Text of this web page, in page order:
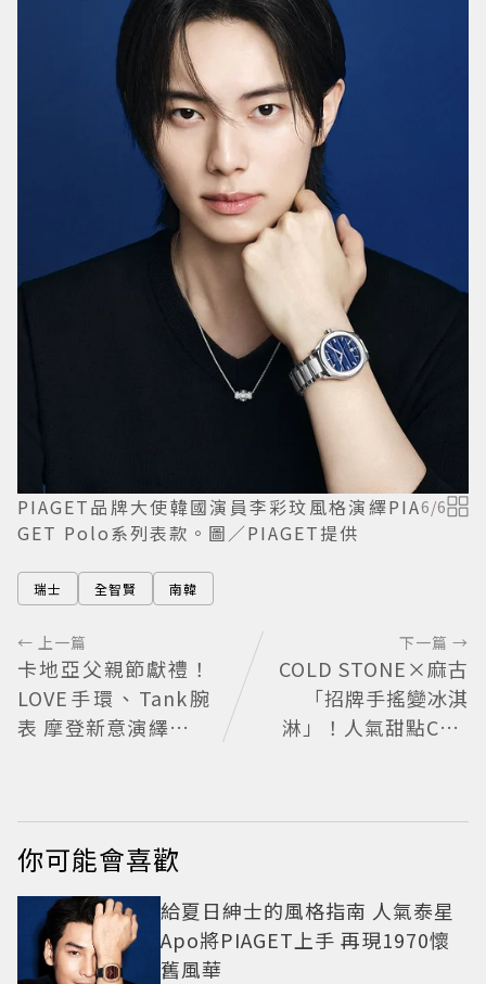
PIAGET品牌大使韓國演員李彩玟風格演繹PIA
GET Polo系列表款。圖／PIAGET提供
6/6
瑞士 全智賢 南韓
← 上一篇
卡地亞父親節獻禮！
LOVE手環、Tank腕
表 摩登新意演繹永不
下一篇 →
COLD STONE×麻古
「招牌手搖變冰淇
淋」！人氣甜點Chiz
你可能會喜歡
給夏日紳士的風格指南 人氣泰星
Apo將PIAGET上手 再現1970懷
舊風華